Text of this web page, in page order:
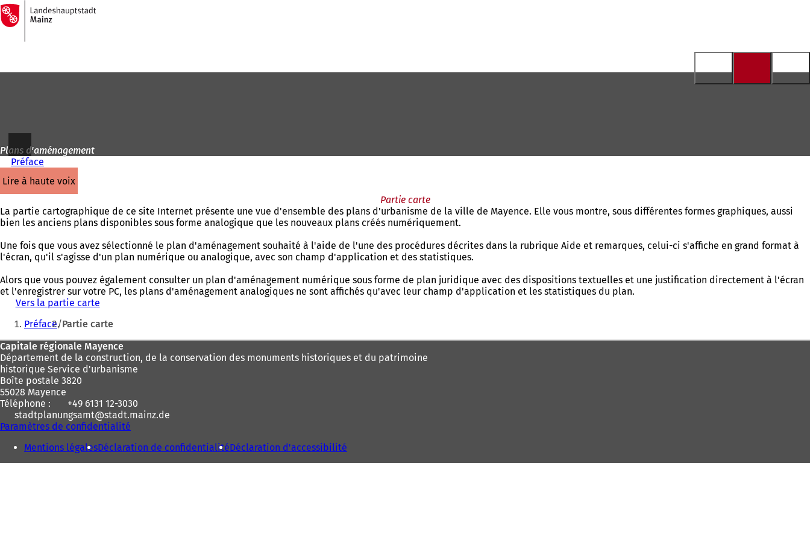
Accéder au contenu
Vers
la
page
d'accueil
Plans d'aménagement
Préface
lire à haute voix
Partie carte
La partie cartographique de ce site Internet présente une vue d'ensemble des plans d'urbanisme de la ville de Mayence. Elle vous montre, sous différentes formes graphiques, aussi
bien les anciens plans disponibles sous forme analogique que les nouveaux plans créés numériquement.
Une fois que vous avez sélectionné le plan d'aménagement souhaité à l'aide de l'une des procédures décrites dans la rubrique Aide et remarques, celui-ci s'affiche en grand format à
l'écran, qu'il s'agisse d'un plan numérique ou analogique, avec son champ d'application et des statistiques.
Alors que vous pouvez également consulter un plan d'aménagement numérique sous forme de plan juridique avec des dispositions textuelles et une justification directement à l'écran
et l'enregistrer sur votre PC, les plans d'aménagement analogiques ne sont affichés qu'avec leur champ d'application et les statistiques du plan.
Vers la partie carte
Vous
êtes
ici
:
Préface Partie carte
Pied
de
page
Capitale régionale Mayence
Département de la construction, de la conservation des monuments historiques et du patrimoine
historique Service d'urbanisme
Boîte postale 3820
55028 Mayence
Téléphone :
+49 6131 12-3030
stadtplanungsamt
stadt.mainz de
Paramètres de confidentialité
Mentions légalesDéclaration de confidentialitéDéclaration d'accessibilité